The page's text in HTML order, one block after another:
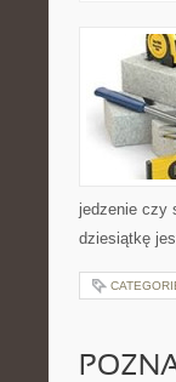
jedzenie czy
dziesiątkę